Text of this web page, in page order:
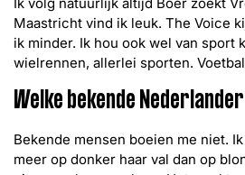
Maastricht vind ik leuk. The Voice
ik minder. Ik hou ook wel van sport
wielrennen, allerlei sporten.
Welke bekende
Bekende mensen boeien me niet.
meer op donker haar val dan op